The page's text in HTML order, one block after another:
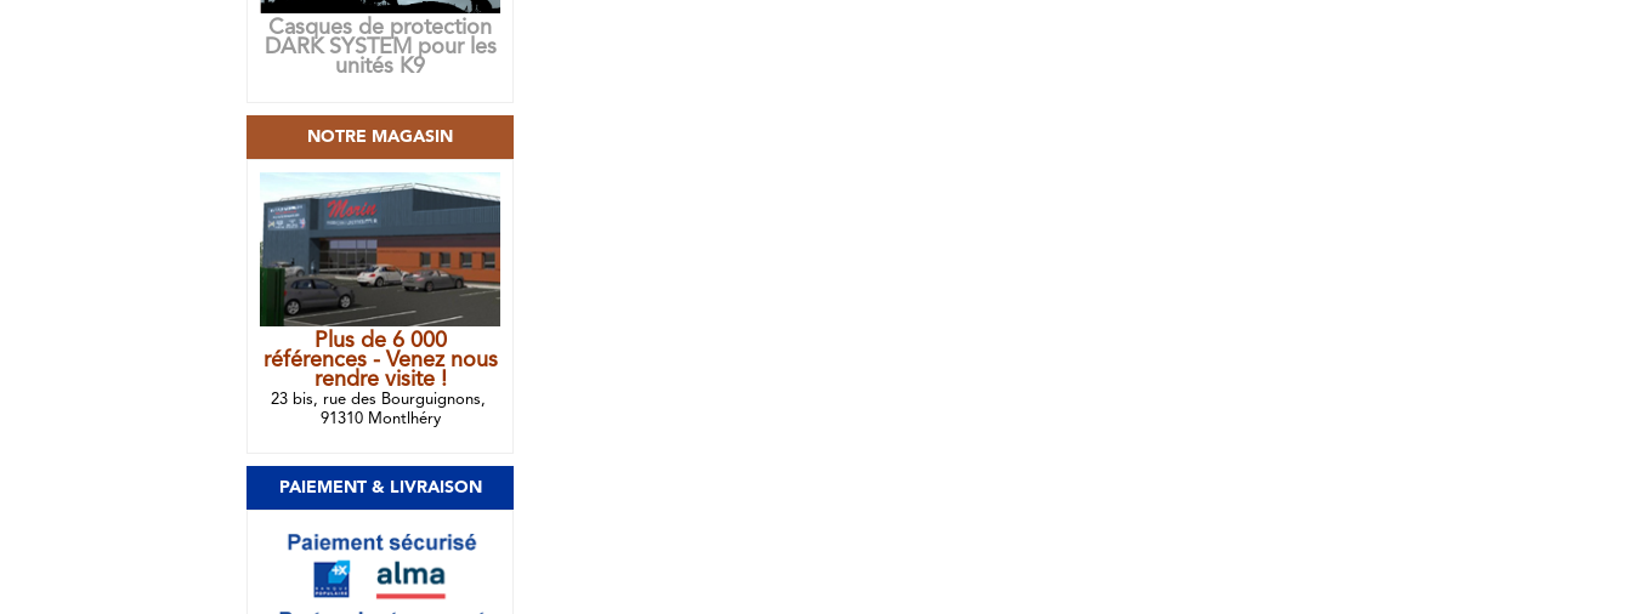
Casques de protection
DARK SYSTEM pour les
unités K9
NOTRE MAGASIN
Plus de 6 000
références - Venez nous
rendre visite !
23 bis, rue des Bourguignons,
91310 Montlhéry
PAIEMENT & LIVRAISON